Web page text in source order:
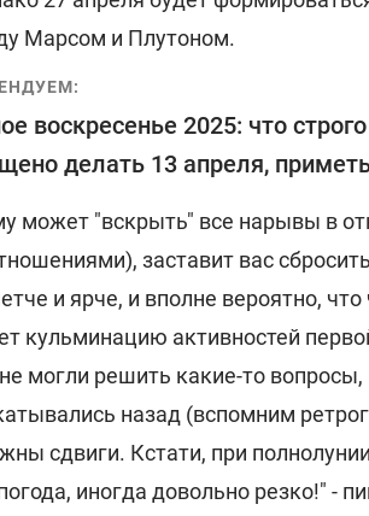
Марсом и Плутоном.
воскресенье 2025: что строго
делать 13 апреля,
может "вскрыть" все нарывы в
заставит вас
и ярче, и вполне вероятно, что
кульминацию активностей
могли решить какие-то вопросы,
назад (вспомним
сдвиги. Кстати, при
иногда довольно резко!" -